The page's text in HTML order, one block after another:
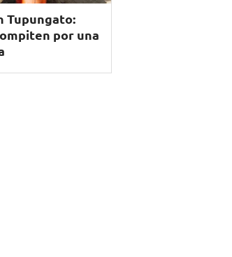
Tupungato:
por una